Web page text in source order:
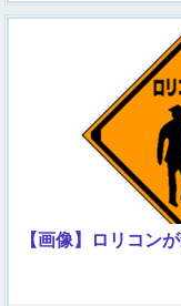
【画像】ロリコン